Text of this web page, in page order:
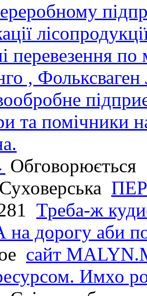
перевезення по
,
та помічники
Обговорюється
Треба-ж
на дорогу аби
сайт
Имхо